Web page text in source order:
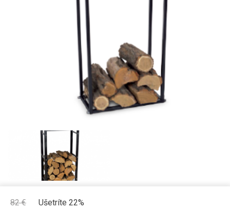
82€ Ušetríte 22%